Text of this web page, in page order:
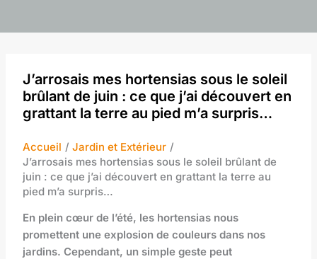
J’arrosais mes hortensias sous le soleil
brûlant de juin : ce que j’ai découvert en
grattant la terre au pied m’a surpris…
Accueil
Jardin et Extérieur
J’arrosais mes hortensias sous le soleil brûlant de
juin : ce que j’ai découvert en grattant la terre au
pied m’a surpris…
En plein cœur de l’été, les hortensias nous
promettent une explosion de couleurs dans nos
jardins. Cependant, un simple geste peut